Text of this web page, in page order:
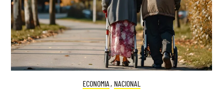
ECONOMIA , NACIONAL